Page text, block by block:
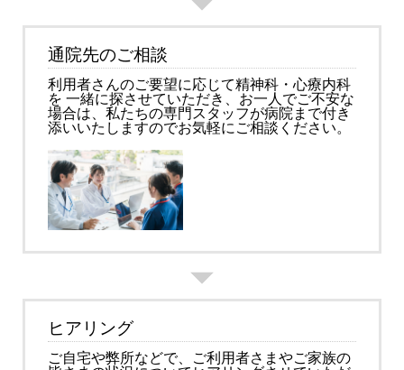
通院先のご相談
利用者さんのご要望に応じて精神科・心療内科
を 一緒に探させていただき、お一人でご不安な
場合は、私たちの専門スタッフが病院まで付き
添いいたしますのでお気軽にご相談ください。
ヒアリング
ご自宅や弊所などで、ご利用者さまやご家族の